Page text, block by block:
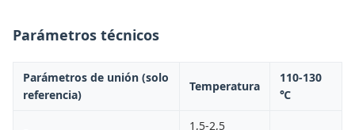
Parámetros técnicos
Parámetros de unión (solo
referencia)
Temperatura
110-130
℃
1,5-2,5